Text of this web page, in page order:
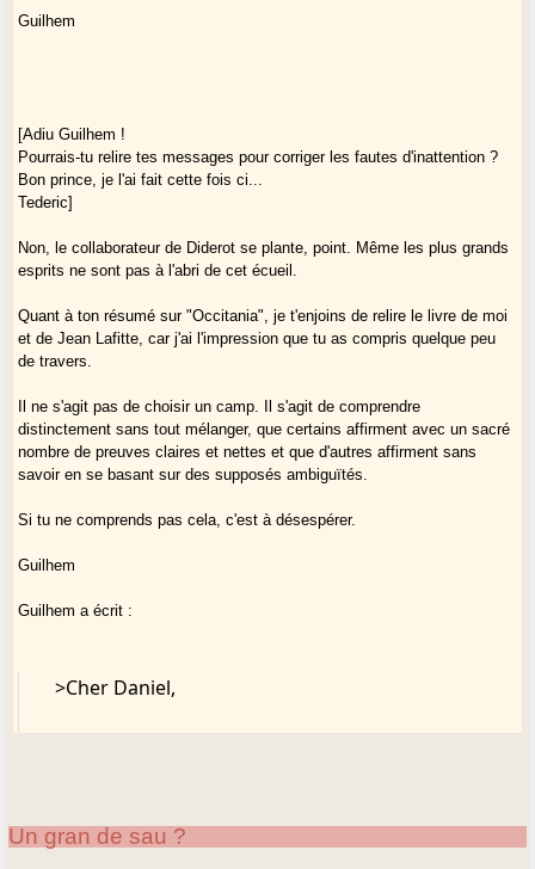
connaissait encore en 1789.
sans conteste possible
que l'origine de l'expression et son usage (ultra minoritaire et jamais
attesté par des sources méridionales) est linguistique et "ethnique"
période au seul profit du sens territorial (celui de la province de
Languedoc telle que connue en 1789). Certes, quelques intellectuels
>cette période, mais il ne s'agit justement que
connaissent les sources du passé et l'étymologie du nom "Languedoc".
Leurs témoignages sont alors isolés et ne correspondent plus du tout à
une perception "populaire" et répandue de la situation.
>Enfin, je ne peux être d'accord avec J.-F. Blanc
n'ont aucune ambiguïté dans leurs propos.
anti-occitaniste : si les témoignages historiques répétaient à l'envie
Guilhem
[Adiu Guilhem !
Pourrais-tu relire tes messages pour corriger les fautes d'inattention ?
Bon prince, je l'ai fait cette fois ci...
Tederic]
Non, le collaborateur de Diderot se plante, point. Même les plus grands
esprits ne sont pas à l'abri de cet écueil.
Quant à ton résumé sur "Occitania", je t'enjoins de relire le livre de moi
et de Jean Lafitte, car j'ai l'impression que tu as compris quelque peu
de travers.
Il ne s'agit pas de choisir un camp. Il s'agit de comprendre
distinctement sans tout mélanger, que certains affirment avec un sacré
nombre de preuves claires et nettes et que d'autres affirment sans
savoir en se basant sur des supposés ambiguïtés.
Si tu ne comprends pas cela, c'est à désespérer.
Guilhem
Guilhem a écrit :
>Cher Daniel,
pas la mouche SVP) n'est pas une approche correspondante à la
réalité.
Un gran de sau ?